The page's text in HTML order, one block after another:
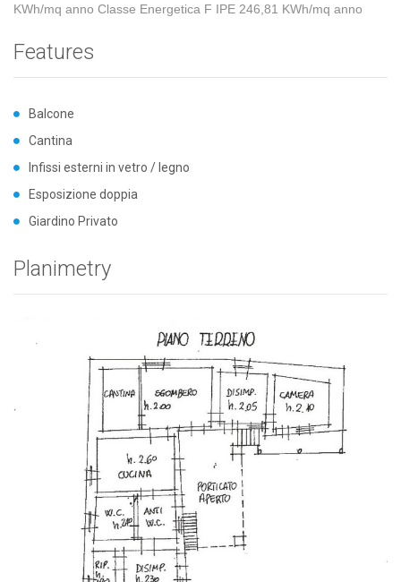
KWh/mq anno Classe Energetica F IPE 246,81 KWh/mq anno
Features
Balcone
Cantina
Infissi esterni in vetro / legno
Esposizione doppia
Giardino Privato
Planimetry